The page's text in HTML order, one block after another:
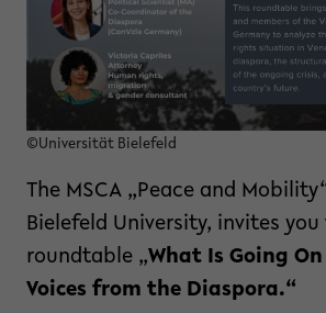
©Universität Bielefeld
The MSCA „Peace and
Bielefeld University, invites
roundtable „What Is Going
Voices from the Diaspora.“